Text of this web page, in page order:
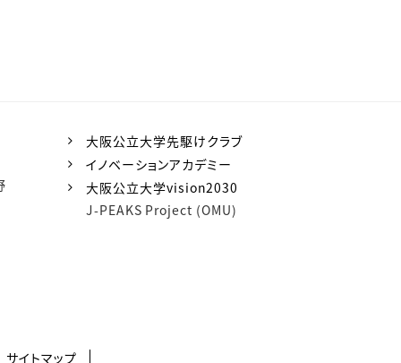
大阪公立大学先駆けクラブ
イノベーションアカデミー
大阪公立大学vision2030
J-PEAKS Project (OMU)
サイトマップ